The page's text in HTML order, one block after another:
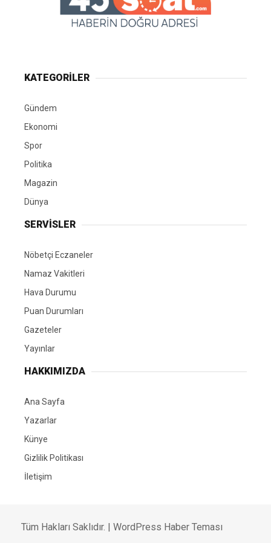
KATEGORİLER
Gündem
Ekonomi
Spor
Politika
Magazin
Dünya
SERVİSLER
Nöbetçi Eczaneler
Namaz Vakitleri
Hava Durumu
Puan Durumları
Gazeteler
Yayınlar
HAKKIMIZDA
Ana Sayfa
Yazarlar
Künye
Gizlilik Politikası
İletişim
Tüm Hakları Saklıdır. | WordPress Haber Teması